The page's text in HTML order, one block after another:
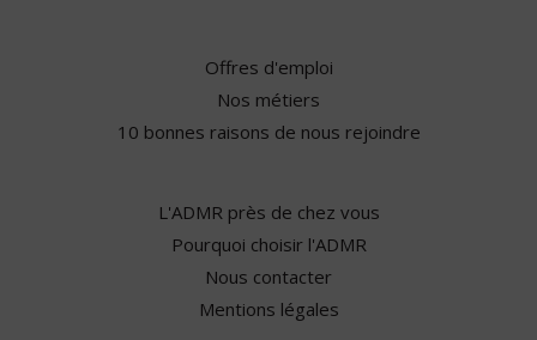
Offres d'emploi
Nos métiers
10 bonnes raisons de nous rejoindre
L'ADMR près de chez vous
Pourquoi choisir l'ADMR
Nous contacter
Mentions légales